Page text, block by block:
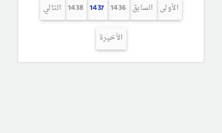
الأولى السابق 1436
1437
1438 التالي
الأخيرة